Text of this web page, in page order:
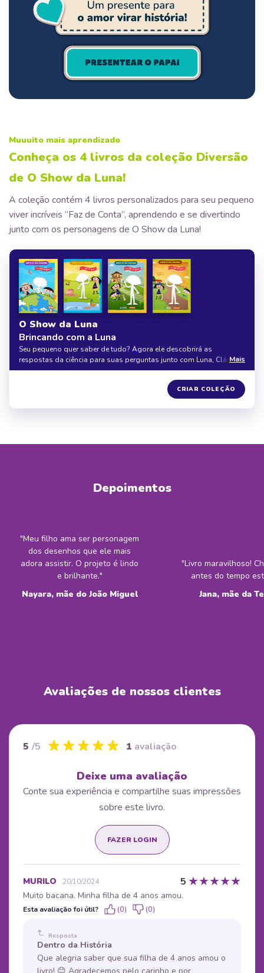
Muuuito mais aprendizado
Conheça os 4 livros da coleção Diversão
de O Show da Luna!
A coleção contém 4 livros personalizados para seu pequeno
viver incríveis “Faz de Conta”, aprendendo e se divertindo
junto com os personagens de O Show da Luna!
O Show da Luna
Brincando com a Luna
Seu pequeno quer saber de tudo? Agora ele descobrirá as
respostas da ciência para suas perguntas junto com Luna, Cláudio
e Júpiter, nessa coleção com 4 livros personalizados. Seja na terra,
no céu ou na água, o aprendizado e a diversão são garantidos com
Mais
CRIAR COLEÇÃO
Depoimentos
"Meu filho ama ser personagem
dos desenhos que ele mais
adora assistir. O projeto é lindo
e brilhante."
Nayara, mãe do João Miguel
"Livro maravilhoso!
antes do tempo
Jana, mãe da
Avaliações de nossos clientes
5 /5 1 avaliação
Deixe uma avaliação
Conte sua experiência e compartilhe suas impressões
sobre este livro.
FAZER LOGIN
MURILO 20/10/2024 5 ★★★★★
Muito bacana. Minha filha de 4 anos amou.
Esta avaliação foi útil? (0) (0)
Resposta
Dentro da História
Que alegria saber que sua filha de 4 anos amou o